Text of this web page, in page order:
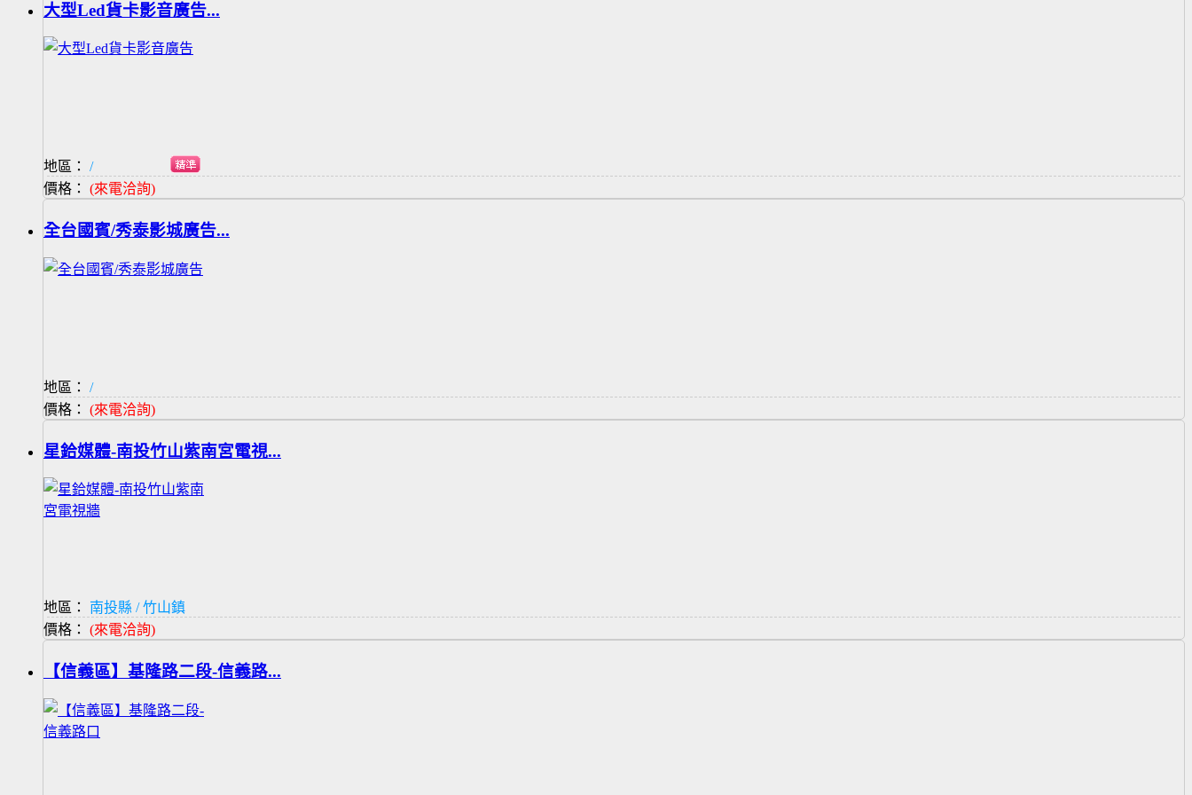
大型Led貨卡影音廣告...
地區：
/
價格： (來電洽詢)
全台國賓/秀泰影城廣告...
地區：
/
價格： (來電洽詢)
星鉿媒體-南投竹山紫南宮電視...
地區：
南投縣 / 竹山鎮
價格： (來電洽詢)
【信義區】基隆路二段-信義路...